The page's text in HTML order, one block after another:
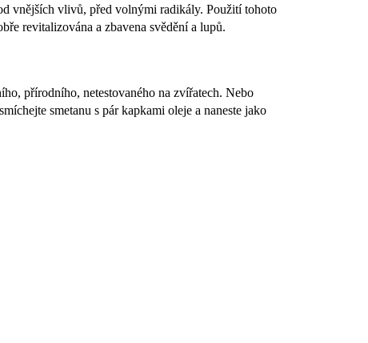
vnějších vlivů, před volnými radikály. Použití tohoto
revitalizována a zbavena svědění a lupů.
přírodního, netestovaného na zvířatech. Nebo
smetanu s pár kapkami oleje a naneste jako